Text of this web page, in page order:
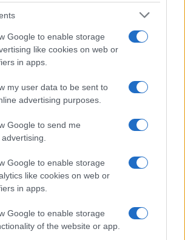
Google to enable storage
like cookies on web or
in apps.
my user data to be sent to
advertising purposes.
Google to send me
Google to enable storage
like cookies on web or
in apps.
Google to enable storage
of the website or app.
en Ceuta ha desatado tensiones…
exterior de Trump está